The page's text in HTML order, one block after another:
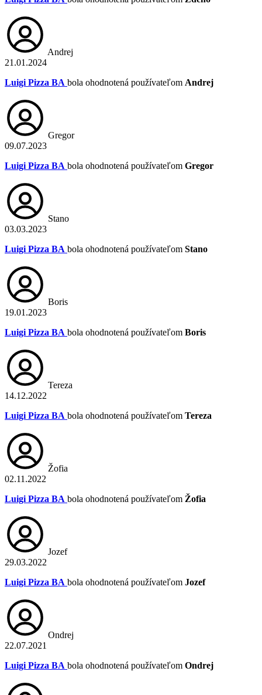
Andrej
21.01.2024
Luigi Pizza BA bola ohodnotená používateľom Andrej
Gregor
09.07.2023
Luigi Pizza BA bola ohodnotená používateľom Gregor
Stano
03.03.2023
Luigi Pizza BA bola ohodnotená používateľom Stano
Boris
19.01.2023
Luigi Pizza BA bola ohodnotená používateľom Boris
Tereza
14.12.2022
Luigi Pizza BA bola ohodnotená používateľom Tereza
Žofia
02.11.2022
Luigi Pizza BA bola ohodnotená používateľom Žofia
Jozef
29.03.2022
Luigi Pizza BA bola ohodnotená používateľom Jozef
Ondrej
22.07.2021
Luigi Pizza BA bola ohodnotená používateľom Ondrej